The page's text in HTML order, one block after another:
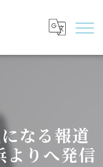
なる報道
りへ発信